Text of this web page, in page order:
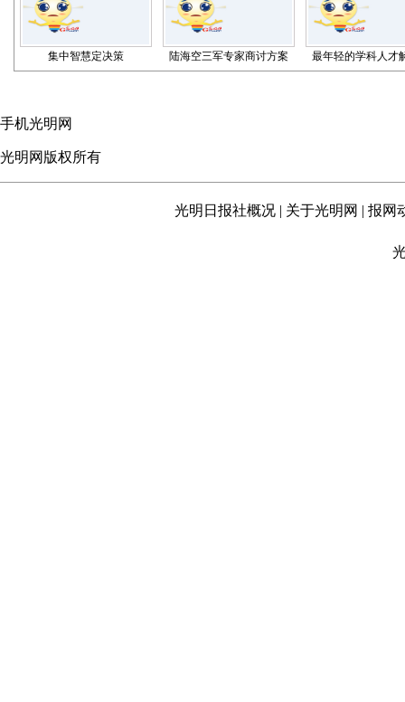
集中智慧定决策 陆海空三军专家商讨方案 最年轻的学科人才
手机光明网
光明网版权所有
光明日报社概况 | 关于光明网 | 报网